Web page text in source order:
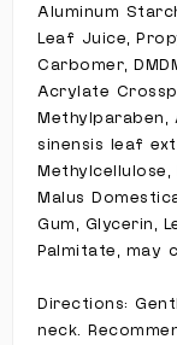
Aluminum
Leaf Juice,
Carbomer,
Acrylate
Methylparaben,
sinensis leaf
Methylcellulose,
Malus
Gum, Glycerin,
Palmitate, may
Directions:
neck.